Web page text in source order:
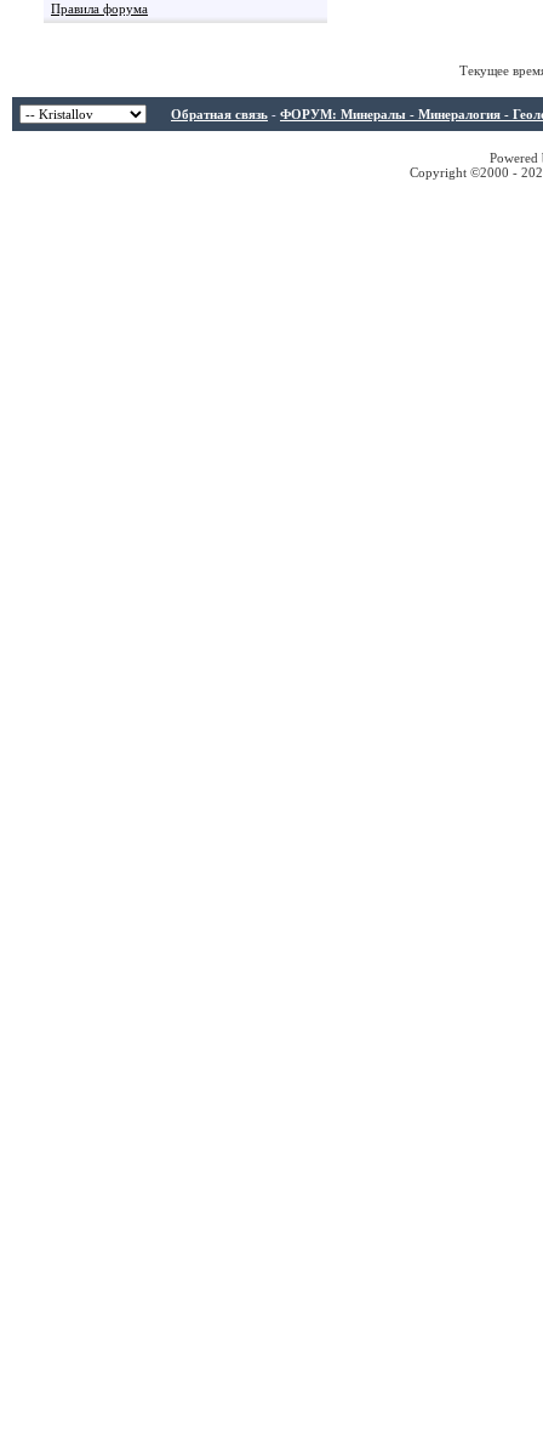
Правила форума
Текущее
Обратная связь - ФОРУМ: Минералы - Минералогия -
Copyright ©2000 -